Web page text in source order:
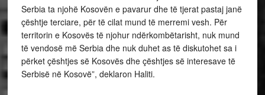
Serbia ta njohë Kosovën e pavarur dhe të tjerat pastaj janë
çështje terciare, për të cilat mund të merremi vesh. Për
territorin e Kosovës të njohur ndërkombëtarisht, nuk mund
të vendosë më Serbia dhe nuk duhet as të diskutohet sa i
përket çështjes së Kosovës dhe çështjes së interesave të
Serbisë në Kosovë”, deklaron Haliti.